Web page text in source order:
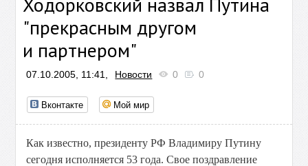
"прекрасным другом
и партнером"
07.10.2005, 11:41, Новости 0 0
Вконтакте Мой мир
Как известно, президенту РФ Владимиру Путину
сегодня исполняется 53 года. Свое поздравление